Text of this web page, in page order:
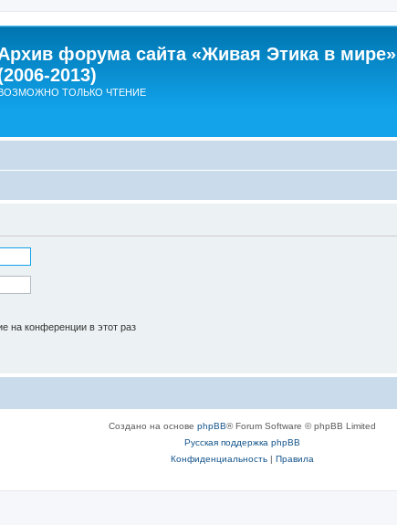
форума сайта «Живая Этика в мире»
2013)
ТОЛЬКО ЧТЕНИЕ
на конференции в этот раз
Создано на основе phpBB® Forum Software © phpBB Limited
Русская поддержка phpBB
Конфиденциальность| Правила